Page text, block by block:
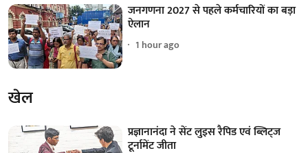
जनगणना 2027 से पहले कर्मचारियों का बड़ा
ऐलान
1 hour ago
खेल
प्रज्ञानानंदा ने सेंट लुइस रैपिड एवं ब्लिट्ज
टूर्नामेंट जीता